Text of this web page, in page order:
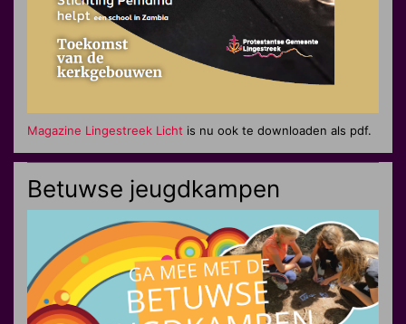
Magazine Lingestreek Licht is nu ook te downloaden als pdf.
Betuwse jeugdkampen